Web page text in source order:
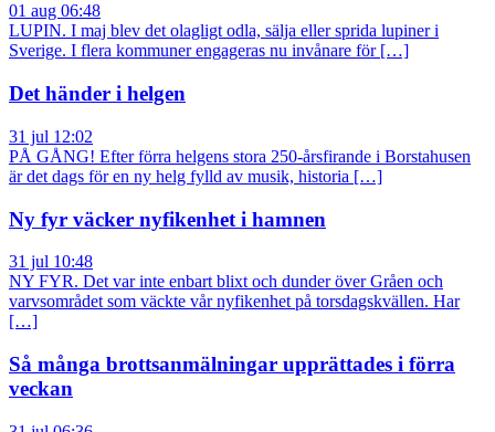
01 aug 06:48
LUPIN. I maj blev det olagligt odla, sälja eller sprida lupiner i
Sverige. I flera kommuner engageras nu invånare för […]
Det händer i helgen
31 jul 12:02
PÅ GÅNG! Efter förra helgens stora 250-årsfirande i Borstahusen
är det dags för en ny helg fylld av musik, historia […]
Ny fyr väcker nyfikenhet i hamnen
31 jul 10:48
NY FYR. Det var inte enbart blixt och dunder över Gråen och
varvsområdet som väckte vår nyfikenhet på torsdagskvällen. Har
[…]
Så många brottsanmälningar upprättades i förra
veckan